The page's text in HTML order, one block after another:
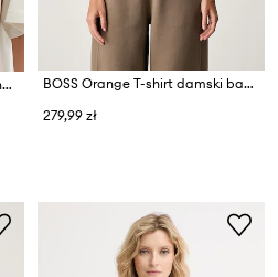
BOSS Orange t-shirt bawełniany C Enis Small Logo
BOSS Orange T-shirt damski bawełniany z elastanem C_Ecute
279,99 zł